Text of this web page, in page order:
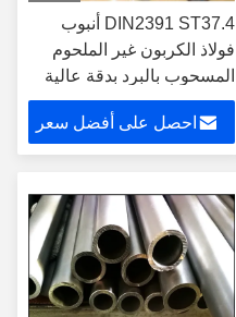
DIN2391 ST37.4 أنبوب
فولاذ الكربون غير الملحوم
المسحوب بالبرد بدقة عالية
للسلاسل الهيدروليكية
احصل على أفضل سعر